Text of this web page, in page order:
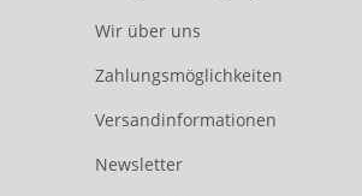
Wir über uns
Zahlungsmöglichkeiten
Versandinformationen
Newsletter